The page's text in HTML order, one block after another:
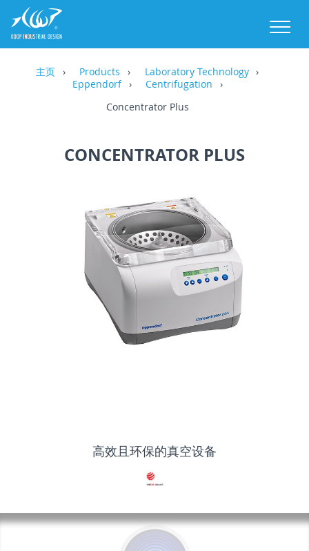
主页 Products
Laboratory Technology
Eppendorf
Centrifugation
Concentrator Plus
CONCENTRATOR PLUS
高效且环保的真空设备